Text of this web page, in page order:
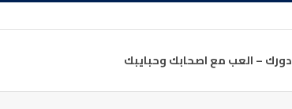
دورك – العب مع اصحابك وحبايبك